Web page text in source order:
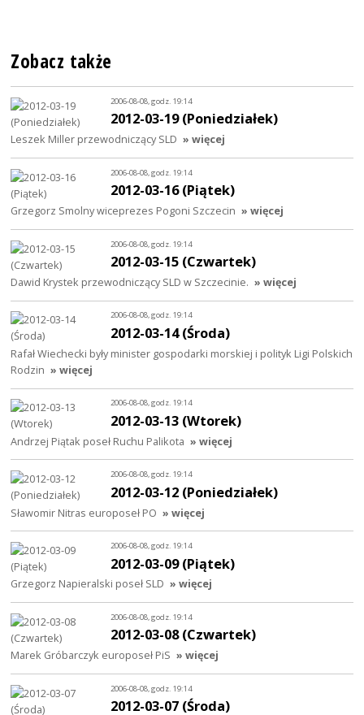
Zobacz także
2006-08-08, godz. 19:14
2012-03-19 (Poniedziałek)
Leszek Miller przewodniczący SLD » więcej
2006-08-08, godz. 19:14
2012-03-16 (Piątek)
Grzegorz Smolny wiceprezes Pogoni Szczecin » więcej
2006-08-08, godz. 19:14
2012-03-15 (Czwartek)
Dawid Krystek przewodniczący SLD w Szczecinie. » więcej
2006-08-08, godz. 19:14
2012-03-14 (Środa)
Rafał Wiechecki były minister gospodarki morskiej i polityk Ligi Polskich
Rodzin » więcej
2006-08-08, godz. 19:14
2012-03-13 (Wtorek)
Andrzej Piątak poseł Ruchu Palikota » więcej
2006-08-08, godz. 19:14
2012-03-12 (Poniedziałek)
Sławomir Nitras europoseł PO » więcej
2006-08-08, godz. 19:14
2012-03-09 (Piątek)
Grzegorz Napieralski poseł SLD » więcej
2006-08-08, godz. 19:14
2012-03-08 (Czwartek)
Marek Gróbarczyk europoseł PiS » więcej
2006-08-08, godz. 19:14
2012-03-07 (Środa)